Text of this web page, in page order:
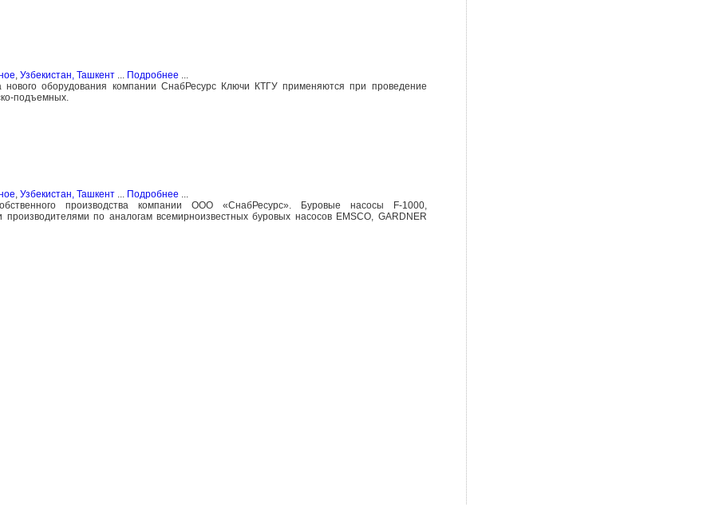
, Узбекистан, Ташкент... Подробнее ...
нового оборудования компании СнабРесурс Ключи КТГУ применяются при проведение
подъемных.
, Узбекистан, Ташкент... Подробнее ...
производства компании ООО «СнабРесурс». Буровые насосы F-1000,
производителями по аналогам всемирноизвестных буровых насосов EMSCO, GARDNER